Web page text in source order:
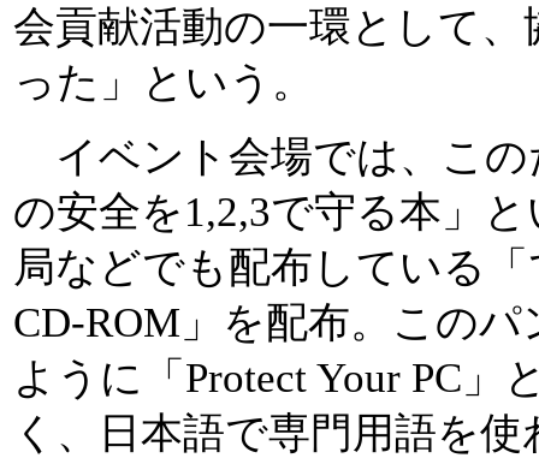
会貢献活動の一環として
った」という。
イベント会場では、こ
の安全を1,2,3で守る本」
局などでも配布している
CD-ROM」を配布。この
ように「Protect Your PC
く、日本語で専門用語を